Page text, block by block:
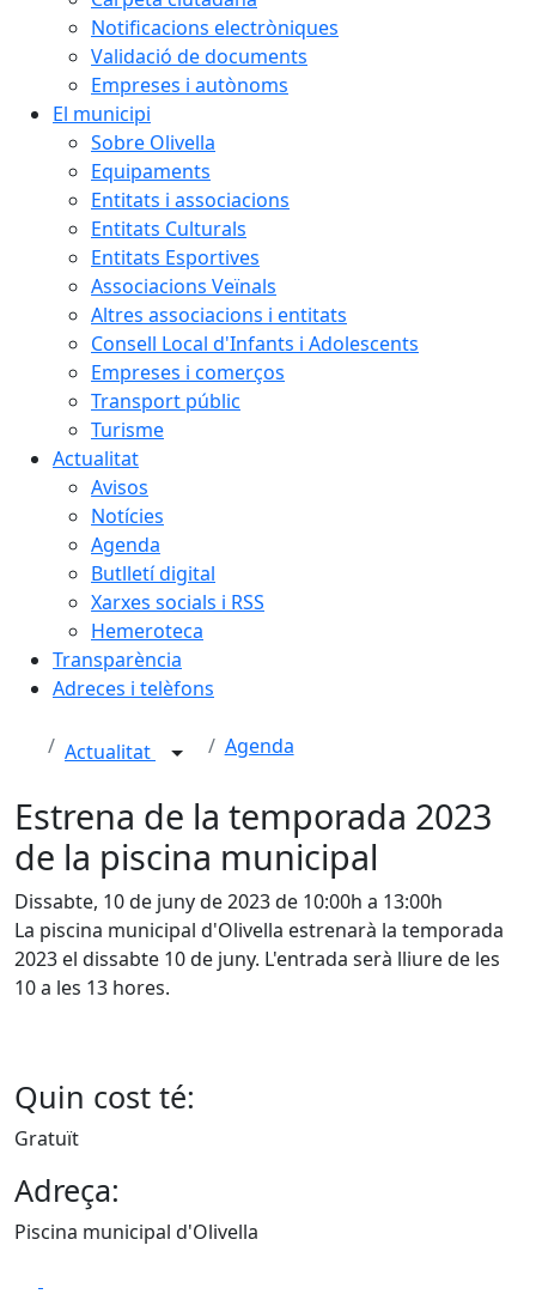
Notificacions electròniques
Validació de documents
Empreses i autònoms
El municipi
Sobre Olivella
Equipaments
Entitats i associacions
Entitats Culturals
Entitats Esportives
Associacions Veïnals
Altres associacions i entitats
Consell Local d'Infants i Adolescents
Empreses i comerços
Transport públic
Turisme
Actualitat
Avisos
Notícies
Agenda
Butlletí digital
Xarxes socials i RSS
Hemeroteca
Transparència
Adreces i telèfons
Actualitat Agenda
Estrena de la temporada 2023
de la piscina municipal
Dissabte, 10 de juny de 2023 de 10:00h a 13:00h
La piscina municipal d'Olivella estrenarà la temporada
2023 el dissabte 10 de juny. L'entrada serà lliure de les
10 a les 13 hores.
Quin cost té:
Gratuït
Adreça:
Piscina municipal d'Olivella